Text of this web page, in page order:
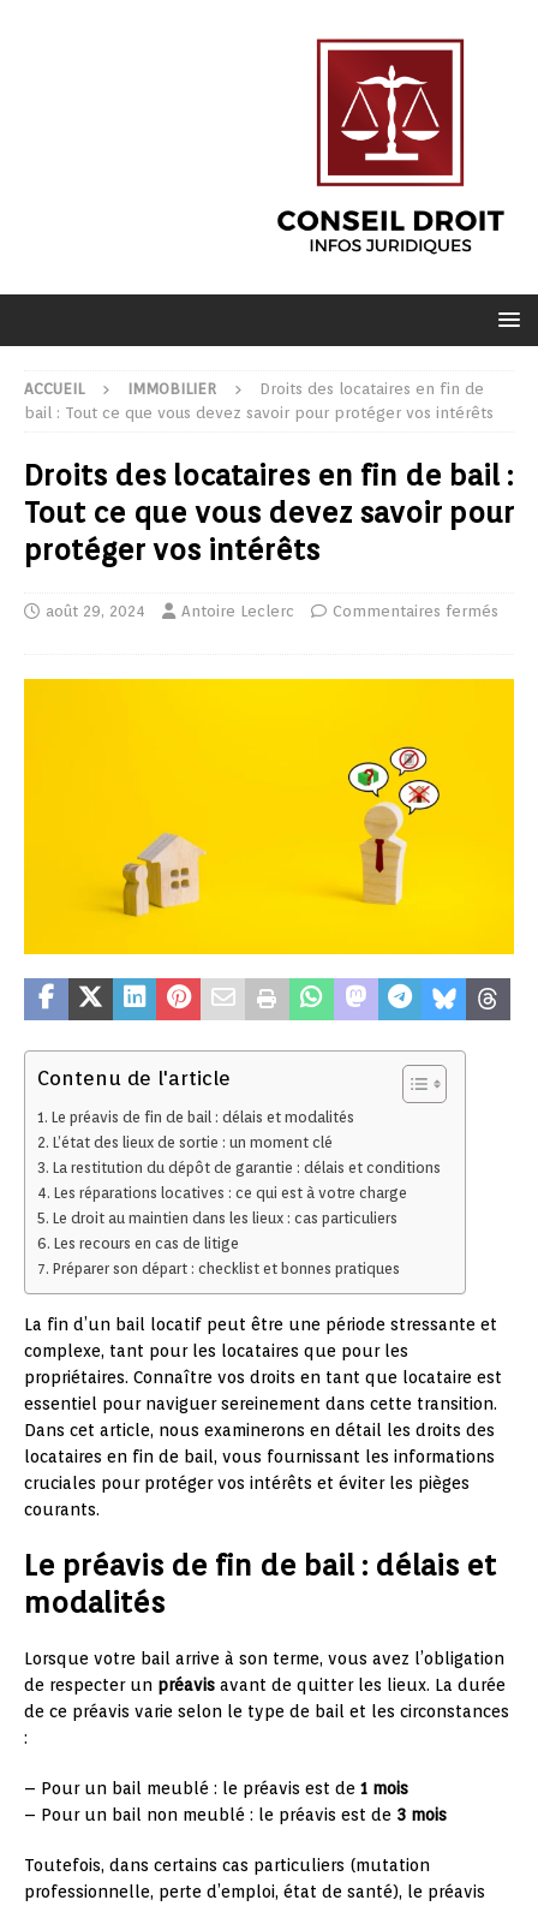
ACCUEIL IMMOBILIER
Droits des locataires en fin de
bail : Tout ce que vous devez savoir pour protéger vos intérêts
Droits des locataires en fin de bail :
Tout ce que vous devez savoir pour
protéger vos intérêts
août 29, 2024 Antoire Leclerc Commentaires fermés
Contenu de l'article
Le préavis de fin de bail : délais et modalités
L’état des lieux de sortie : un moment clé
La restitution du dépôt de garantie : délais et conditions
Les réparations locatives : ce qui est à votre charge
Le droit au maintien dans les lieux : cas particuliers
Les recours en cas de litige
Préparer son départ : checklist et bonnes pratiques
La fin d’un bail locatif peut être une période stressante et
complexe, tant pour les locataires que pour les
propriétaires. Connaître vos droits en tant que locataire est
essentiel pour naviguer sereinement dans cette transition.
Dans cet article, nous examinerons en détail les droits des
locataires en fin de bail, vous fournissant les informations
cruciales pour protéger vos intérêts et éviter les pièges
courants.
Le préavis de fin de bail : délais et
modalités
Lorsque votre bail arrive à son terme, vous avez l’obligation
de respecter un préavis avant de quitter les lieux. La durée
de ce préavis varie selon le type de bail et les circonstances
:
– Pour un bail meublé : le préavis est de 1 mois
– Pour un bail non meublé : le préavis est de 3 mois
Toutefois, dans certains cas particuliers (mutation
professionnelle, perte d’emploi, état de santé), le préavis